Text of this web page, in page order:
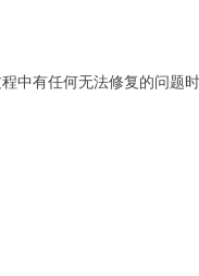
中有任何无法修复的问题